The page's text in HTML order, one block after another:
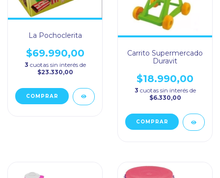
La Pochoclerita
$69.990,00
3 cuotas sin interés de
$23.330,00
Carrito Supermercado
Duravit
$18.990,00
3 cuotas sin interés de
$6.330,00